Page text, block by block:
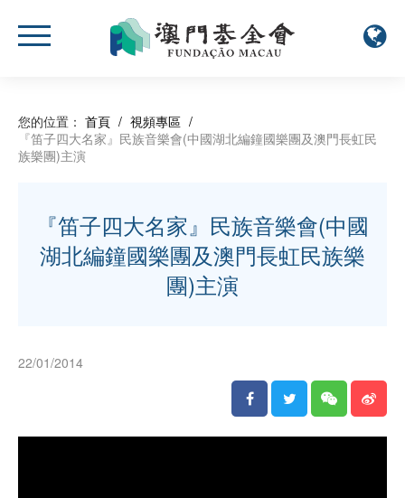
您的位置： 首頁 / 視頻專區 /
『笛子四大名家』民族音樂會(中國湖北編鐘國樂團及澳門長虹民
族樂團)主演
『笛子四大名家』民族音樂會(中國
湖北編鐘國樂團及澳門長虹民族樂
團)主演
22/01/2014